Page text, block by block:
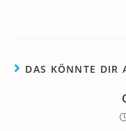
DAS KÖNNTE DIR